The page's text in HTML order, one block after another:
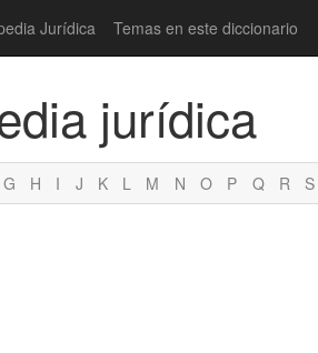
Jurídica Temas en este diccionario
jurídica
G H I J K L M N O P Q R S